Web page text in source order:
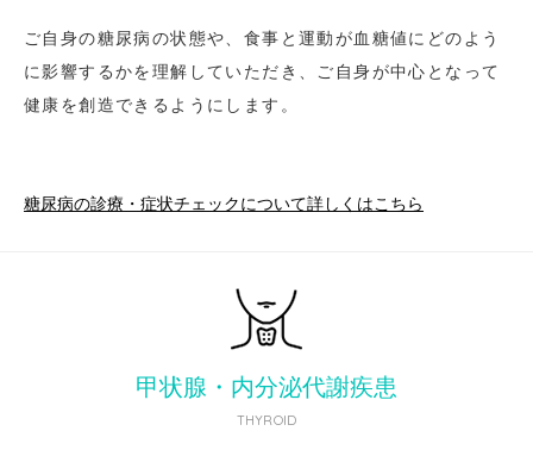
ご自身の糖尿病の状態や、食事と運動が血糖値にどのよう
に影響するかを理解していただき、ご自身が中心となって
健康を創造できるようにします。
糖尿病の診療・症状チェックについて詳しくはこちら
甲状腺・内分泌代謝疾患
THYROID